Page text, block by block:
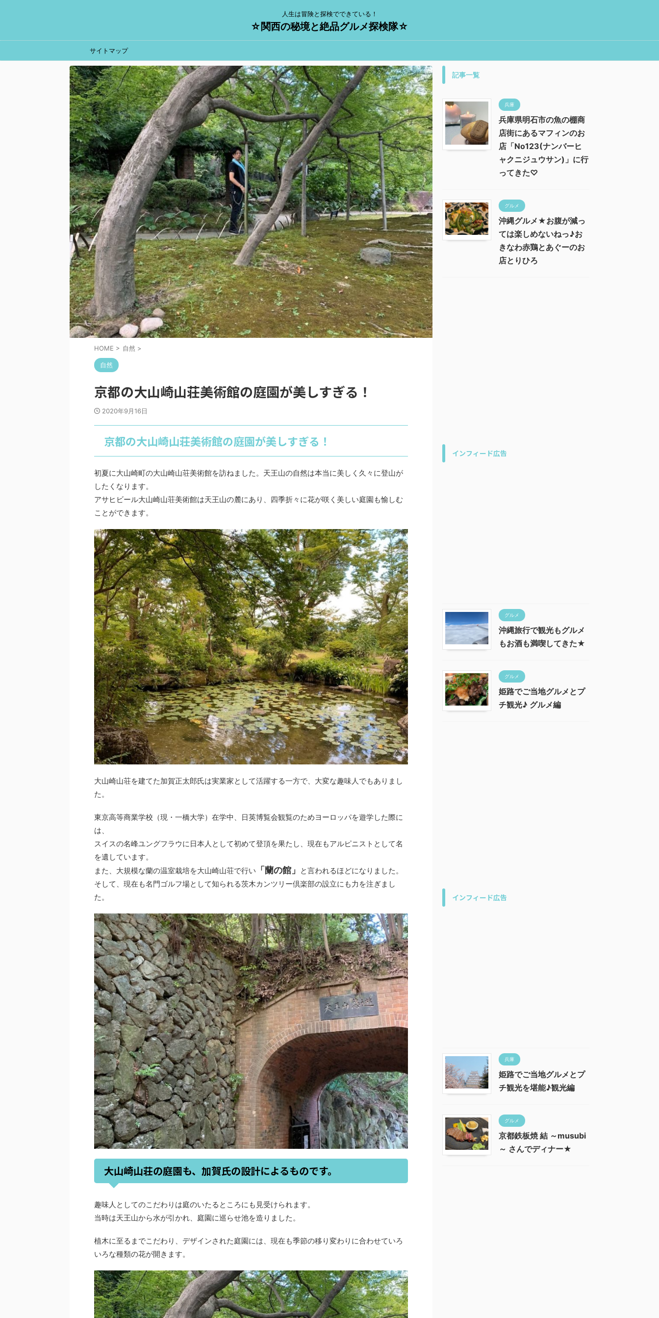
人生は冒険と探検でできている！
☆関西の秘境と絶品グルメ探検隊☆
サイトマップ
HOME > 自然 >
自然
京都の大山崎山荘美術館の庭園が美しすぎる！
2020年9月16日
京都の大山崎山荘美術館の庭園が美しすぎる！
初夏に大山崎町の大山崎山荘美術館を訪ねました。天王山の自然は本当に美しく久々に登山が
したくなります。
アサヒビール大山崎山荘美術館は天王山の麓にあり、四季折々に花が咲く美しい庭園も愉しむ
ことができます。
大山崎山荘を建てた加賀正太郎氏は実業家として活躍する一方で、大変な趣味人でもありまし
た。
東京高等商業学校（現・一橋大学）在学中、日英博覧会観覧のためヨーロッパを遊学した際に
は、
スイスの名峰ユングフラウに日本人として初めて登頂を果たし、現在もアルピニストとして名
を遺しています。
また、大規模な蘭の温室栽培を大山崎山荘で行い 「蘭の館」
と言われるほどになりました。
そして、現在も名門ゴルフ場として知られる茨木カンツリー倶楽部の設立にも力を注ぎまし
た。
大山崎山荘の庭園も、加賀氏の設計によるものです。
趣味人としてのこだわりは庭のいたるところにも見受けられます。
当時は天王山から水が引かれ、庭園に巡らせ池を造りました。
植木に至るまでこだわり、デザインされた庭園には、現在も季節の移り変わりに合わせていろ
いろな種類の花が開きます。
記事一覧
兵庫
兵庫県明石市の魚の棚商
店街にあるマフィンのお
店「No123(ナンバーヒ
ャクニジュウサン)」に行
ってきた♡
グルメ
沖縄グルメ★お腹が減っ
ては楽しめないねっ♪お
きなわ赤鶏とあぐーのお
店とりひろ
インフィード広告
グルメ
沖縄旅行で観光もグルメ
もお酒も満喫してきた★
グルメ
姫路でご当地グルメとプ
チ観光♪ グルメ編
インフィード広告
兵庫
姫路でご当地グルメとプ
チ観光を堪能♪観光編
グルメ
京都鉄板焼 結 ～musubi
～ さんでディナー★